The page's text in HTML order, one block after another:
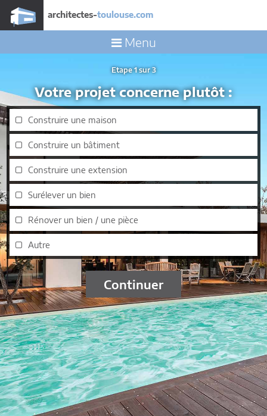
architectes-toulouse.com
Menu
Etape 1 sur 3
Votre projet concerne plutôt :
Construire une maison
Construire un bâtiment
Construire une extension
Surélever un bien
Rénover un bien / une pièce
Autre
Continuer